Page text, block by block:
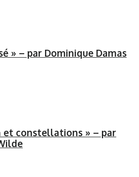
» – par Dominique Damas
et constellations » – par